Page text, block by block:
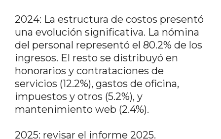
2024: La estructura de costos presentó
una evolución significativa. La nómina
del personal representó el 80.2% de los
ingresos. El resto se distribuyó en
honorarios y contrataciones de
servicios (12.2%), gastos de oficina,
impuestos y otros (5.2%), y
mantenimiento web (2.4%).
2025: revisar el informe 2025.